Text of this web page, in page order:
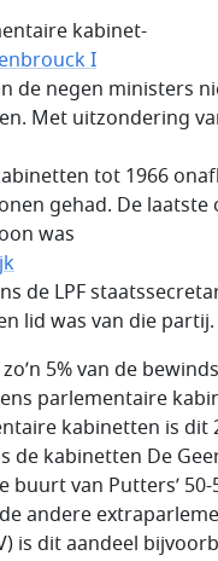
kabinet-
I
de negen ministers
Met uitzondering
tot 1966
gehad. De
was
de LPF
lid was van die partij.
5% van de
parlementaire
kabinetten is dit
de kabinetten De
buurt van Putters’
andere
is dit aandeel